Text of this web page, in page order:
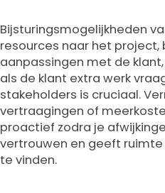
Bijsturingsmogelijkheden
resources naar het
aanpassingen met de
als de klant extra werk
stakeholders is cruciaal.
vertraagingen of
proactief zodra je
vertrouwen en geeft
te vinden.